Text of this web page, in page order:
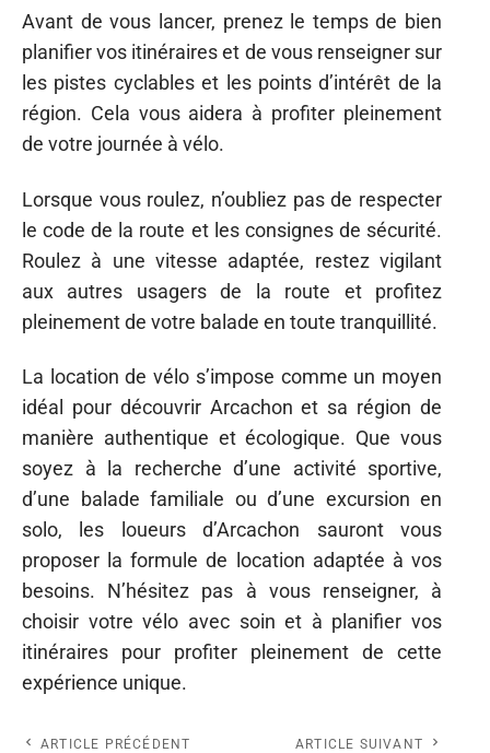
Avant de vous lancer, prenez le temps de bien
planifier vos itinéraires et de vous renseigner sur
les pistes cyclables et les points d’intérêt de la
région. Cela vous aidera à profiter pleinement
de votre journée à vélo.
Lorsque vous roulez, n’oubliez pas de respecter
le code de la route et les consignes de sécurité.
Roulez à une vitesse adaptée, restez vigilant
aux autres usagers de la route et profitez
pleinement de votre balade en toute tranquillité.
La location de vélo s’impose comme un moyen
idéal pour découvrir Arcachon et sa région de
manière authentique et écologique. Que vous
soyez à la recherche d’une activité sportive,
d’une balade familiale ou d’une excursion en
solo, les loueurs d’Arcachon sauront vous
proposer la formule de location adaptée à vos
besoins. N’hésitez pas à vous renseigner, à
choisir votre vélo avec soin et à planifier vos
itinéraires pour profiter pleinement de cette
expérience unique.
ARTICLE PRÉCÉDENT ARTICLE SUIVANT